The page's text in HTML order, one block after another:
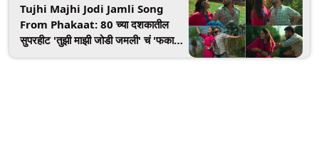
Tujhi Majhi Jodi Jamli Song
From Phakaat: 80 च्या दशकातील
सुपरहीट 'तुझी माझी जोडी जमली' चं 'फकाट'